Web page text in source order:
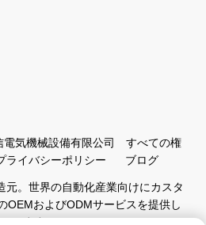
電気機械設備有限公司 すべての権
ライバシーポリシー ブログ
元。世界の自動化産業向けにカスタ
OEMおよびODMサービスを提供し
ています。